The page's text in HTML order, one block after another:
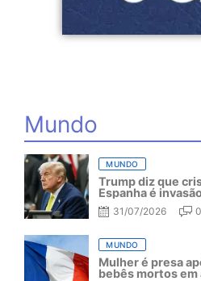
Mundo
MUNDO
Trump diz que
Espanha é
31/07/2026 0
MUNDO
Mulher é presa
bebês mortos